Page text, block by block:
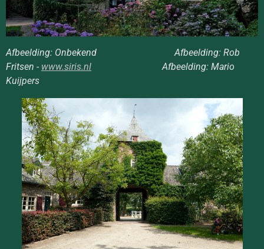
Afbeelding: Onbekend Afbeelding: Rob
Fritsen - www.siris.nl Afbeelding: Mario
Kuijpers